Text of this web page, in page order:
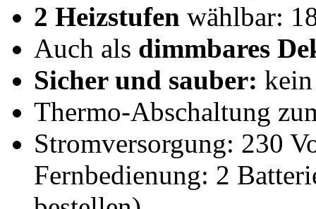
2 Heizstufen wählbar:
Auch als dimmbares
Sicher und sauber:
Thermo-Abschaltung
Stromversorgung: 230
Fernbedienung: 2